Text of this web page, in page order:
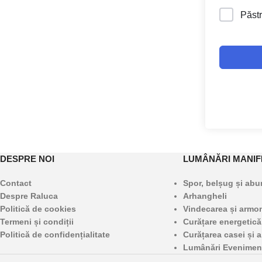
DESPRE NOI
Contact
Despre Raluca
Politică de cookies
Termeni și condiții
Politică de confidențialitate
LUMÂNĂRI
Spor, belșug și
Arhangheli
Vindecarea și
Curățare
Curățarea casei și
Lumânări